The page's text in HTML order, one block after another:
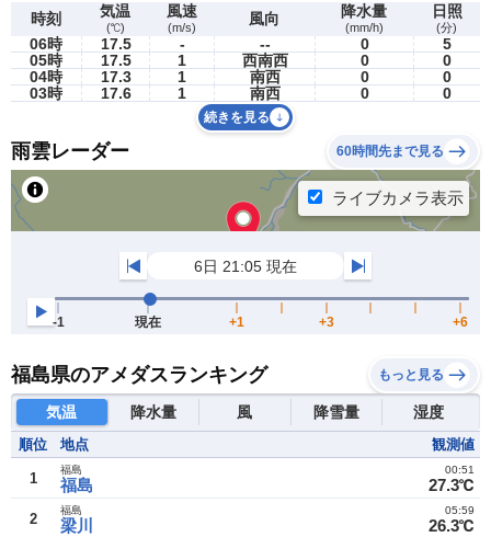
時刻 気温
(℃)
風速
(m/s) 風向 降水量
(mm/h)
日照
(分)
06時 17.5 - -- 0
5
05時
17.5 1 西南西 0
0
04時
17.3 1 南西 0
0
03時
17.6 1 南西 0 0
続きを見る
雨雲レーダー 60時間先まで見る
福島県のアメダスランキング もっと見る
気温 降水量 風 降雪量 湿度
順位 地点 観測値
1 福島
福島
27.3℃
00:51
2 梁川
福島
26.3℃
05:59